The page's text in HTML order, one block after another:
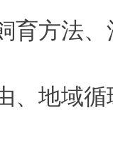
育方法
、地域循